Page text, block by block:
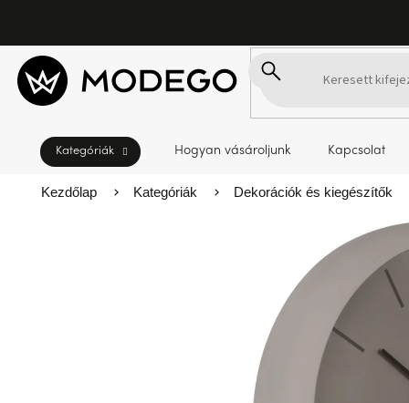
fő
tartalomhoz
Hogyan vásároljunk Kapcsolat
Kezdőlap Kategóriák Dekorációk és kiegészítők